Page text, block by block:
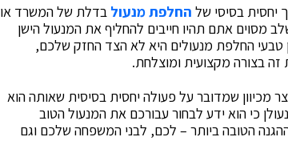
יחסית בסיסי של החלפת מנעול בדלת של המשרד או
מסוים אתם תהיו חייבים להחליף את המנעול הישן
החלפת מנעולים היא לא הצד החזק שלכם,
בצורה מקצועית ומוצלחת.
מכיוון שמדובר על פעולה יחסית בסיסית שאותה הוא
כי הוא ידע לבחור עבורכם את המנעול הטוב
הטובה ביותר – לכם, לבני המשפחה שלכם וגם